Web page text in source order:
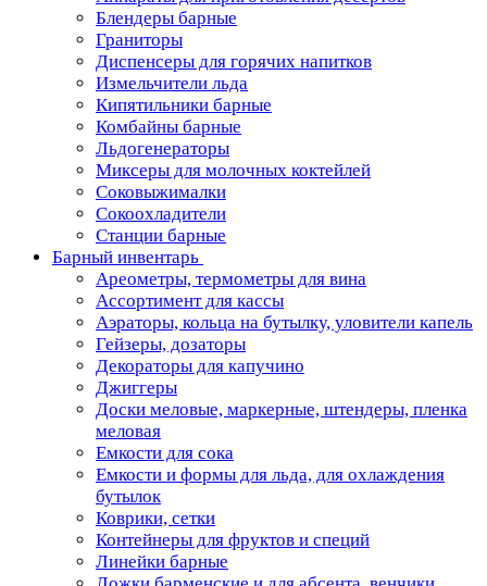
Блендеры барные
Граниторы
Диспенсеры для горячих напитков
Измельчители льда
Кипятильники барные
Комбайны барные
Льдогенераторы
Миксеры для молочных коктейлей
Соковыжималки
Сокоохладители
Станции барные
Барный инвентарь
Ареометры, термометры для вина
Ассортимент для кассы
Аэраторы, кольца на бутылку, уловители капель
Гейзеры, дозаторы
Декораторы для капучино
Джиггеры
Доски меловые, маркерные, штендеры, пленка
меловая
Емкости для сока
Емкости и формы для льда, для охлаждения
бутылок
Коврики, сетки
Контейнеры для фруктов и специй
Линейки барные